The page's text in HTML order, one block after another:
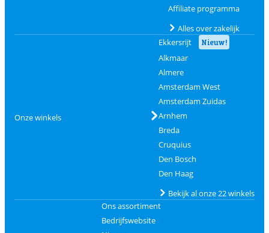
Affiliate programma
Alles over zakelijk
Onze winkels
Ekkersrijt Nieuw!
Alkmaar
Almere
Amsterdam West
Amsterdam Zuidas
Arnhem
Breda
Cruquius
Den Bosch
Den Haag
Bekijk al onze 22 winkels
Ons assortiment
Bedrijfswebsite